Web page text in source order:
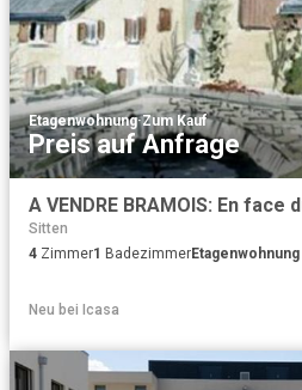
Etagenwohnung·Zum Kauf
Preis auf Anfrage
Sitten
4 Zimmer1 BadezimmerEtagenwohnung
Neu bei Icasa